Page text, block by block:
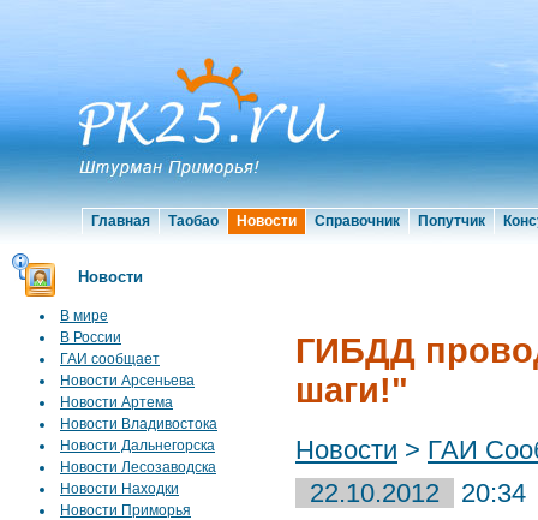
Главная Таобао Новости Справочник Попутчик
Новости
В мире
В России
ГАИ сообщает
Новости Арсеньева
Новости Артема
Новости Владивостока
Новости Дальнегорска
Новости Лесозаводска
Новости Находки
Новости Приморья
ГИБДД
шаги!"
Новости > ГАИ
22.10.2012
20:34